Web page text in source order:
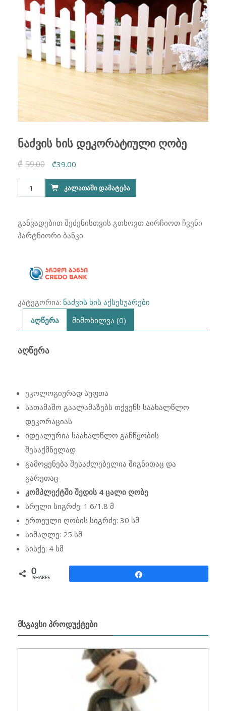
ნაძვის ხის დეკორატიული ღობე
₾ 59.00
Original
price
was:
₾39.00
price
is:
რაოდენობა:
ნაძვის
დეკორატიული
ღობე
ᲙᲐᲚᲐᲗᲐᲨᲘ ᲓᲐᲛᲐᲢᲔᲑᲐ
განვადებით შეძენისთვის გთხოვთ აირჩიოთ ჩვენი
პარტნიორი ბანკი
კატეგორია: ნაძვის ხის აქსესუარები
აღწერა
მიმოხილვა (0)
ᲐᲦᲬᲔᲠᲐ
ეკოლოგიურად სუფთა
სათამაშო გაალამაზებს თქვენს საახალწლო
დეკორაციას
იდეალურია საახალწლო განწყობის
შესაქმნელად
გამოყენება შესაძლებელია შიგნითაც და
გარეთაც
კომპლექტში შედის 4 ცალი ღობე
სრული სიგრძე: 1.6/1.8 მ
ერთეული ღობის სიგრძე: 30 სმ
სიმაღლე: 25 სმ
სისქე: 4 სმ
0
SHARES
ᲛᲡᲒᲐᲕᲡᲘ ᲞᲠᲝᲓᲣᲥᲢᲔᲑᲘ